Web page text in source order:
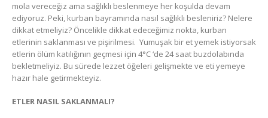
mola vereceğiz ama sağlıklı beslenmeye her koşulda devam
ediyoruz. Peki, kurban bayramında nasıl sağlıklı besleniriz? Nelere
dikkat etmeliyiz? Öncelikle dikkat edeceğimiz nokta, kurban
etlerinin saklanması ve pişirilmesi. Yumuşak bir et yemek istiyorsak
etlerin ölüm katılığının geçmesi için 4°C ‘de 24 saat buzdolabında
bekletmeliyiz. Bu sürede lezzet öğeleri gelişmekte ve eti yemeye
hazır hale getirmekteyiz.
ETLER NASIL SAKLANMALI?